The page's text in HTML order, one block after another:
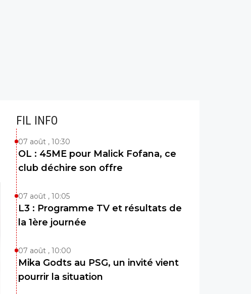
FIL INFO
07 août , 10:30
OL : 45ME pour Malick Fofana, ce
club déchire son offre
07 août , 10:05
L3 : Programme TV et résultats de
la 1ère journée
07 août , 10:00
Mika Godts au PSG, un invité vient
pourrir la situation